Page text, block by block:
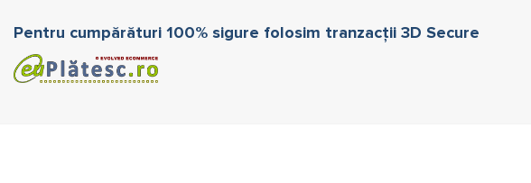
Pentru cumpărături 100% sigure folosim tranzacții 3D Secure